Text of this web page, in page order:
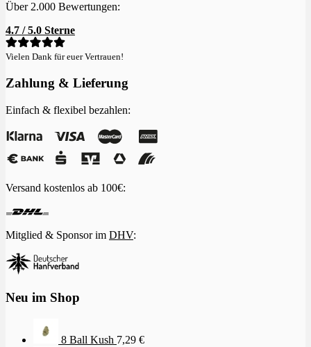
Über 2.000 Bewertungen:
4.7 / 5.0 Sterne
Vielen Dank für euer Vertrauen!
Zahlung & Lieferung
Einfach & flexibel bezahlen:
Versand kostenlos ab 100€:
Mitglied & Sponsor im DHV:
Neu im Shop
8 Ball Kush 7,29 €